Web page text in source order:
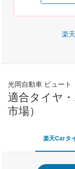
楽
光岡自動車 ビュート
適合タイヤ
市場）
楽天Carタ